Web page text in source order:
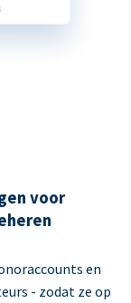
voor
en
- zodat ze op